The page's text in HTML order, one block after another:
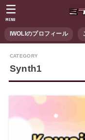
IWOLIのプロフィール
MENU
Synth1